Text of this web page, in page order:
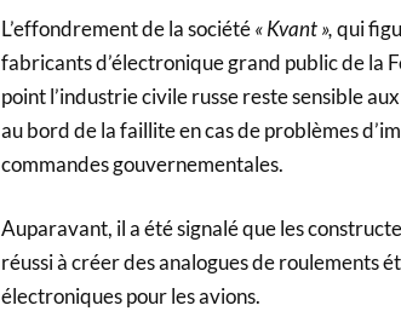
L’effondrement de la société« Kvant »,qui
fabricants d’électronique grand public de la
point l’industrie civile russe reste sensible
au bord de la faillite en cas de problèmes
commandes gouvernementales.
Auparavant, il a été signalé que les
réussi à créer des analogues de roulements
électroniques pour les avions.